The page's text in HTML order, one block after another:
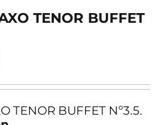
TENOR BUFFET
TENOR BUFFET Nº3.5.